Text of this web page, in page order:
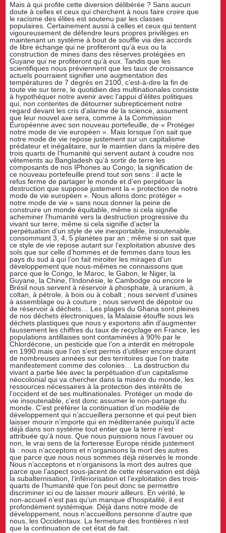
Mais à qui profite cette diversion délibérée ? Sans aucun
doute à celles et ceux qui cherchent à nous faire croire que
le racisme des élites est soutenu par les classes
populaires. Certainement aussi à celles et ceux qui tentent
vigoureusement de défendre leurs propres privilèges en
maintenant un système à bout de souffle via des accords
de libre échange qui ne profiteront qu’à eux ou la
construction de mines dans des réserves protégées en
Guyane qui ne profiteront qu’à eux. Tandis que les
scientifiques nous préviennent que les taux de croissance
actuels pourraient signifier une augmentation des
températures de 7 degrés en 2100, c’est-à-dire la fin de
toute vie sur terre, le quotidien des multinationales consiste
à hypothéquer notre avenir avec l’appui d’élites politiques
qui, non contentes de détourner subrepticement notre
regard devant les cris d’alarme de la science, assument
que leur nouvel axe sera, comme à la Commission
Européenne avec son nouveau portefeuille, de « Protéger
notre mode de vie européen ». Mais lorsque l’on sait que
notre mode de vie repose justement sur un capitalisme
prédateur et inégalitaire, sur le maintien dans la misère des
trois quarts de l’humanité qui servent autant à coudre nos
vêtements au Bangladesh qu’à sortir de terre les
composants de nos IPhones au Congo, la signification de
ce nouveau portefeuille prend tout son sens : il acte le
refus ferme de partager le monde et d’en perpétuer la
destruction que suppose justement la « protection de notre
mode de vie européen ». Nous allons donc protéger «
notre mode de vie » sans nous donner la peine de
construire un monde équitable, même si cela signifie
acheminer l’humanité vers la destruction progressive du
vivant sur terre, même si cela signifie d’acter la
perpétuation d’un style de vie inexportable, insoutenable,
consommant 3, 4, 5 planètes par an ; même si on sait que
ce style de vie repose autant sur l’exploitation abusive des
sols que sur celle d’hommes et de femmes dans tous les
pays du sud à qui l’on fait miroiter les mirages d’un
développement que nous-mêmes ne connaissons que
parce que le Congo, le Maroc, le Gabon, le Niger, la
Guyane, la Chine, l’Indonésie, le Cambodge ou encore le
Brésil nous servent à réservoir à phosphate, à uranium, à
coltan, à pétrole, à bois ou à cobalt ; nous servent d’usines
à assemblage ou à couture ; nous servent de dépotoir ou
de réservoir à déchets… Les plages du Ghana sont pleines
de nos déchets électroniques, la Malaisie étouffe sous les
déchets plastiques que nous y exportons afin d’augmenter
faussement les chiffres du taux de recyclage en France, les
populations antillaises sont contaminées à 90% par le
Chlordécone, un pesticide que l’on a interdit en métropole
en 1990 mais que l’on s’est permis d’utiliser encore durant
de nombreuses années sur des territoires que l’on traite
manifestement comme des colonies… La destruction du
vivant a partie liée avec la perpétuation d’un capitalisme
néocolonial qui va chercher dans la misère du monde, les
ressources nécessaires à la protection des intérêts de
l’occident et de ses multinationales. Protéger un mode de
vie insoutenable, c’est donc assumer le non-partage du
monde. C’est préférer la continuation d’un modèle de
développement qui n’accueillera personne et qui peut bien
laisser mourir n’importe qui en méditerranée puisqu’il acte
déjà dans son système tout entier que la terre n’est
attribuée qu’à nous. Que nous puissions nous l’avouer ou
non, le vrai sens de la forteresse Europe réside justement
là : nous n’acceptons et n’organisons la mort des autres
que parce que nous nous sommes déjà réservés le monde.
Nous n’acceptons et n’organisons la mort des autres que
parce que l’aspect sous-jacent de cette réservation est déjà
la subalternisation, l’infériorisation et l’exploitation des trois-
quarts de l’humanité que l’on peut donc se permettre
discriminer ici ou de laisser mourir ailleurs. En vérité, le
non-accueil n’est pas qu’un manque d’hospitalité, il est
profondément systémique. Déjà dans notre mode de
développement, nous n’accueillons personne d’autre que
nous, les Occidentaux. La fermeture des frontières n’est
que la continuation de cet état de fait.